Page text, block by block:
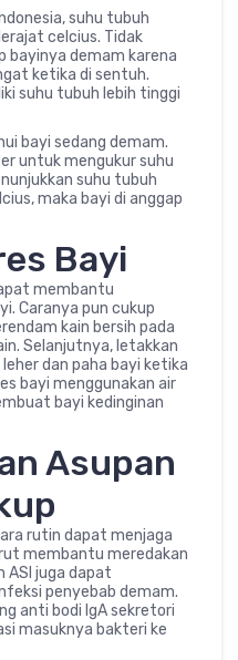
suhu tubuh
celcius. Tidak
bayinya demam karena
ketika di sentuh.
suhu tubuh lebih tinggi
bayi sedang demam.
untuk mengukur suhu
suhu tubuh
maka bayi di anggap
Bayi
membantu
Caranya pun cukup
kain bersih pada
Selanjutnya, letakkan
dan paha bayi ketika
bayi menggunakan air
bayi kedinginan
Asupan
rutin dapat menjaga
membantu meredakan
ASI juga dapat
penyebab demam.
anti bodi IgA sekretori
masuknya bakteri ke